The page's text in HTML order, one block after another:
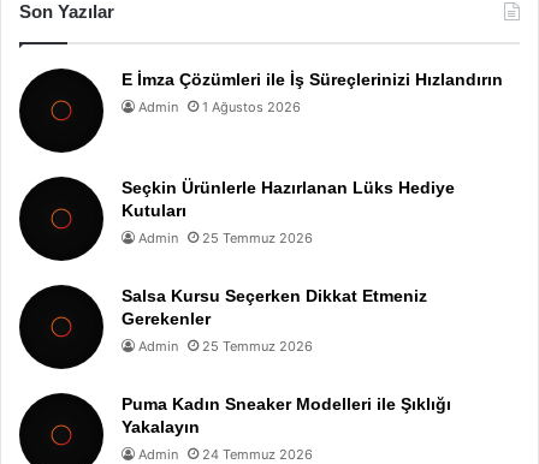
Son Yazılar
E İmza Çözümleri ile İş Süreçlerinizi Hızlandırın
Admin 1 Ağustos 2026
Seçkin Ürünlerle Hazırlanan Lüks Hediye
Kutuları
Admin 25 Temmuz 2026
Salsa Kursu Seçerken Dikkat Etmeniz
Gerekenler
Admin 25 Temmuz 2026
Puma Kadın Sneaker Modelleri ile Şıklığı
Yakalayın
Admin 24 Temmuz 2026